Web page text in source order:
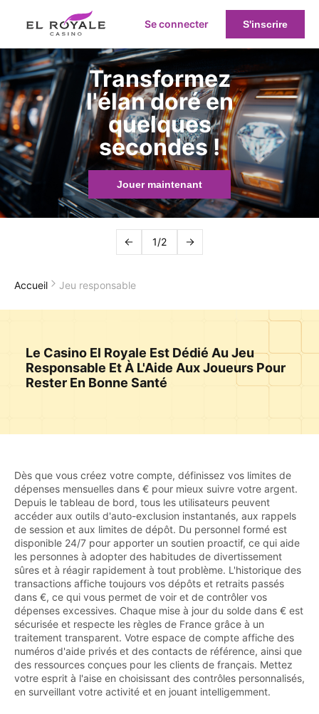
Se connecter S'inscrire
Transformez
l'élan doré en
quelques
secondes !
Jouer maintenant
1/2
Accueil Jeu responsable
Le Casino El Royale Est Dédié Au Jeu
Responsable Et À L'Aide Aux Joueurs Pour
Rester En Bonne Santé
Dès que vous créez votre compte, définissez vos limites de
dépenses mensuelles dans € pour mieux suivre votre argent.
Depuis le tableau de bord, tous les utilisateurs peuvent
accéder aux outils d'auto-exclusion instantanés, aux rappels
de session et aux limites de dépôt. Du personnel formé est
disponible 24/7 pour apporter un soutien proactif, ce qui aide
les personnes à adopter des habitudes de divertissement
sûres et à réagir rapidement à tout problème. L'historique des
transactions affiche toujours vos dépôts et retraits passés
dans €, ce qui vous permet de voir et de contrôler vos
dépenses excessives. Chaque mise à jour du solde dans € est
sécurisée et respecte les règles de France grâce à un
traitement transparent. Votre espace de compte affiche des
numéros d'aide privés et des contacts de référence, ainsi que
des ressources conçues pour les clients de français. Mettez
votre esprit à l'aise en choisissant des contrôles personnalisés,
en surveillant votre activité et en jouant intelligemment.